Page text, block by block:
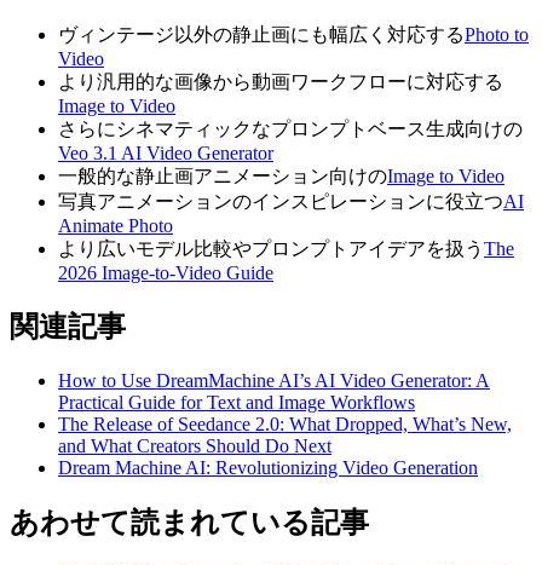
ヴィンテージ以外の静止画にも幅広く対応するPhoto to
Video
より汎用的な画像から動画ワークフローに対応する
Image to Video
さらにシネマティックなプロンプトベース生成向けの
Veo 3.1 AI Video Generator
一般的な静止画アニメーション向けのImage to Video
写真アニメーションのインスピレーションに役立つAI
Animate Photo
より広いモデル比較やプロンプトアイデアを扱う The
2026 Image-to-Video Guide
関連記事
How to Use DreamMachine AI’s AI Video Generator: A
Practical Guide for Text and Image Workflows
The Release of Seedance 2.0: What Dropped, What’s New,
and What Creators Should Do Next
Dream Machine AI: Revolutionizing Video Generation
あわせて読まれている記事